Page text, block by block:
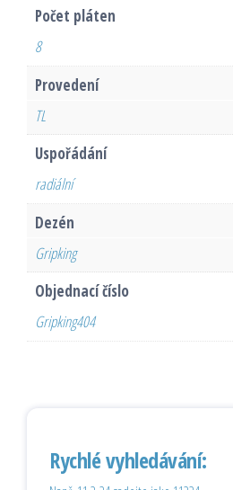
Počet pláten
8
Provedení
TL
Uspořádání
radiální
Dezén
Gripking
Objednací číslo
Gripking404
Rychlé vyhledávání: